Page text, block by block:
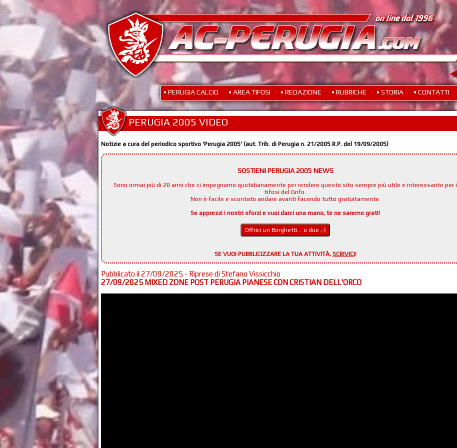
• PERUGIA CALCIO • AREA TIFOSI • REDAZIONE • RUBRICHE • STORIA • CONTATTI
PERUGIA 2005 VIDEO
Notizie a cura del periodico sportivo 'Perugia 2005' (aut. Trib. di Perugia n. 21/2005 R.P. del 19/09/2005)
SOSTIENI PERUGIA 2005 NEWS
Sono ormai più di 20 anni che ci impegnamo quotidianamente per rendere questo sito sempre più utile e interessante per i
tifosi del Grifo.
Non è facile e scontato andare avanti facendo tutto gratuitamente.
Se apprezzi i nostri sforzi e vuoi darci una mano, te ne saremo grati!
Offrici un Borghetti... o due ;-)
SE VUOI PUBBLICIZZARE LA TUA ATTIVITÀ, SCRIVICI!
Pubblicato il 27/09/2025 - Riprese di Stefano Vissicchio
27/09/2025 MIXED ZONE POST PERUGIA PIANESE CON CRISTIAN DELL'ORCO